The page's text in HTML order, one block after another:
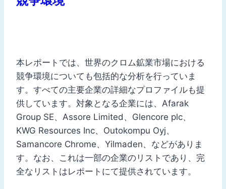
本レポートでは、世界のクロム鉱業市場における
競争環境についても包括的な分析を行っていま
す。すべての主要企業の詳細なプロファイルも提
供しています。対象となる企業には、Afarak
Group SE、Assore Limited、Glencore plc、
KWG Resources Inc、Outokompu Oyj、
Samancore Chrome、Yilmaden、などがありま
す。なお、これは一部の企業のリストであり、完
全なリストはレポートにて提供されています。